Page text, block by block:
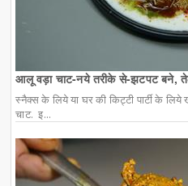
आलू वड़ा चाट-नये तरीके से-झटपट बने,
स्नैक्स के लिये या घर की किट्टी पार्टी के
चाट. इ...